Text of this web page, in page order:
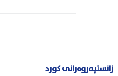
زانستپەروەرانی کورد